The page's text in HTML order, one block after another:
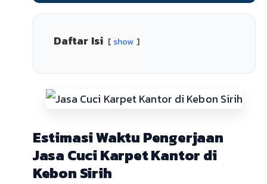
Daftar Isi show
Estimasi Waktu Pengerjaan
Jasa Cuci Karpet Kantor di
Kebon Sirih